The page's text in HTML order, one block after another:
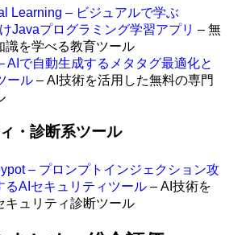
Learning – ビジュアルで学ぶ
Javaプログラミング学習アプリ – 無
識を学べる教育ツール
AIで自動生成するメタタグ最適化と
ール – AI技術を活用した無料の専門
・診断系ツール
– プロンプトインジェクション攻
るAIセキュリティツール – AI技術を
キュリティ診断ツール